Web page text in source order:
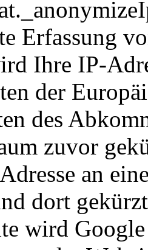
Erfassung
Ihre IP-
der
des
zuvor
an
dort
wird